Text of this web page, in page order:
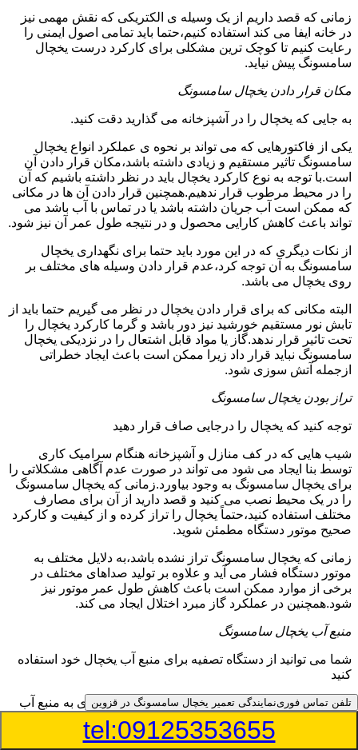
زمانی که قصد داریم از یک وسیله ی الکتریکی که نقش مهمی نیز
در خانه ایفا می کند استفاده کنیم،حتما باید تمامی اصول ایمنی را
رعایت کنیم تا کوچک ترین مشکلی برای کارکرد درست یخچال
سامسونگ پیش نیاید.
مکان قرار دادن یخچال سامسونگ
به جایی که یخچال را در آشپزخانه می گذارید دقت کنید.
یکی از فاکتورهایی که می تواند بر نحوه ی عملکرد انواع یخچال
سامسونگ تاثیر مستقیم و زیادی داشته باشد،مکان قرار دادن آن
است.با توجه به نوع کارکرد یخچال باید در نظر داشته باشیم که آن
را در محیط مرطوب قرار ندهیم.همچنین قرار دادن آن ها در مکانی
که ممکن است آب جریان داشته باشد یا در تماس با آب باشد می
تواند باعث کاهش کارایی محصول و در نتیجه طول عمر آن نیز شود.
از نکات دیگری که در این مورد باید حتما برای نگهداری یخچال
سامسونگ به آن توجه کرد،عدم قرار دادن وسیله های مختلف بر
روی یخچال می باشد.
البته مکانی که برای قرار دادن یخچال در نظر می گیریم حتما باید از
تابش نور مستقیم خورشید نیز دور باشد و گرما کارکرد یخچال را
تحت تاثیر قرار ندهد.گاز یا مواد قابل اشتعال را در نزدیکی یخچال
سامسونگ نباید قرار داد زیرا ممکن است باعث ایجاد خطراتی
ازجمله آتش سوزی شود.
تراز بودن یخچال سامسونگ
توجه کنید که یخچال را درجایی صاف قرار دهید
شیب هایی که در کف منازل و آشپزخانه هنگام سرامیک کاری
توسط بنا ایجاد می شود می تواند در صورت عدم آگاهی مشکلاتی را
برای یخچال سامسونگ به وجود بیاورد.زمانی که یخچال سامسونگ
را در یک محیط نصب می کنید و قصد دارید از آن برای مصارف
مختلف استفاده کنید،حتماً یخچال را تراز کرده و از کیفیت و کارکرد
صحیح موتور دستگاه مطمئن شوید.
زمانی که یخچال سامسونگ تراز نشده باشد،به دلایل مختلف به
موتور دستگاه فشار می آید و علاوه بر تولید صداهای مختلف در
برخی از موارد ممکن است باعث کاهش طول عمر موتور نیز
شود.همچنین در عملکرد گاز مبرد اختلال ایجاد می کند.
منبع آب یخچال سامسونگ
شما می توانید از دستگاه تصفیه برای منبع آب یخچال خود استفاده
کنید
در دفترچه راهنمای یخچال سامسونگ قسمت ویژه ای به منبع آب
آن و راهنمایی لازم در زمینه نصب و استفاده از آن اختصاص داده
شده است.برخی از مدل های یخچال سامسونگ دارای منبع آبریز
تلفن تماس فورینمایندگی تعمیر یخچال سامسونگ در قزوین
tel:09125353655